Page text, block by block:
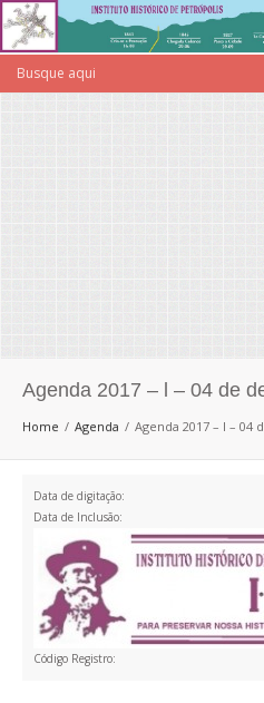
Agenda 2017 – l – 04 de
Home Agenda Agenda 2017 – l – 04
Data de digitação:
Data de Inclusão:
Código Registro: